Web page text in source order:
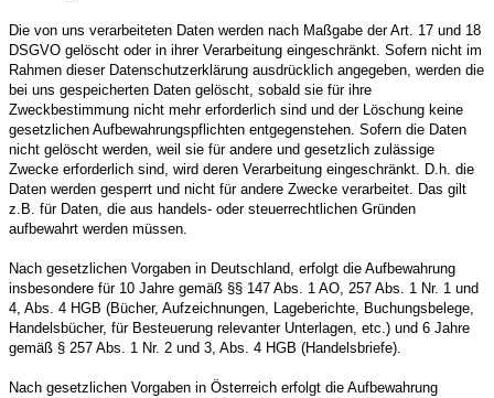
Die von uns verarbeiteten Daten werden nach Maßgabe der Art. 17 und 18
DSGVO gelöscht oder in ihrer Verarbeitung eingeschränkt. Sofern nicht im
Rahmen dieser Datenschutzerklärung ausdrücklich angegeben, werden die
bei uns gespeicherten Daten gelöscht, sobald sie für ihre
Zweckbestimmung nicht mehr erforderlich sind und der Löschung keine
gesetzlichen Aufbewahrungspflichten entgegenstehen. Sofern die Daten
nicht gelöscht werden, weil sie für andere und gesetzlich zulässige
Zwecke erforderlich sind, wird deren Verarbeitung eingeschränkt. D.h. die
Daten werden gesperrt und nicht für andere Zwecke verarbeitet. Das gilt
z.B. für Daten, die aus handels- oder steuerrechtlichen Gründen
aufbewahrt werden müssen.
Nach gesetzlichen Vorgaben in Deutschland, erfolgt die Aufbewahrung
insbesondere für 10 Jahre gemäß §§ 147 Abs. 1 AO, 257 Abs. 1 Nr. 1 und
4, Abs. 4 HGB (Bücher, Aufzeichnungen, Lageberichte, Buchungsbelege,
Handelsbücher, für Besteuerung relevanter Unterlagen, etc.) und 6 Jahre
gemäß § 257 Abs. 1 Nr. 2 und 3, Abs. 4 HGB (Handelsbriefe).
Nach gesetzlichen Vorgaben in Österreich erfolgt die Aufbewahrung